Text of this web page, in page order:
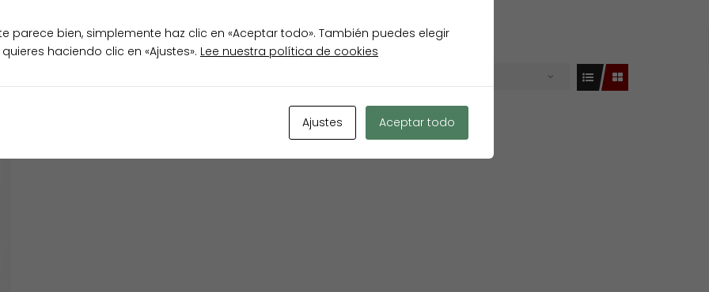
parece bien, simplemente haz clic en «Aceptar todo». También puedes elegir
haciendo clic en «Ajustes». Lee nuestra política de cookies
Ajustes Aceptar todo